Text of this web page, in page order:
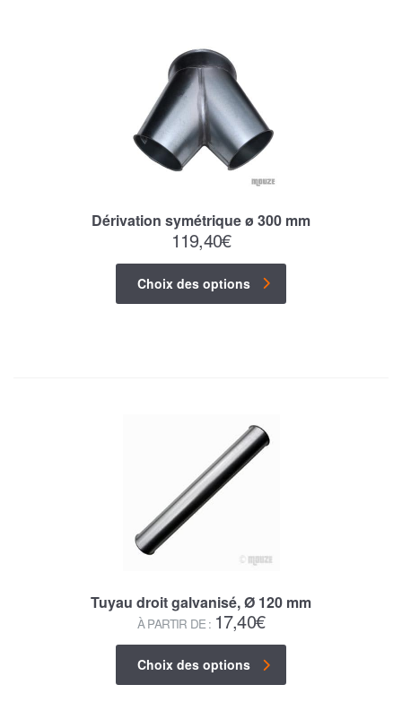
Dérivation symétrique ø 300 mm
119,40€
Choix des options
Tuyau droit galvanisé, Ø 120 mm
À PARTIR DE : 17,40€
Choix des options